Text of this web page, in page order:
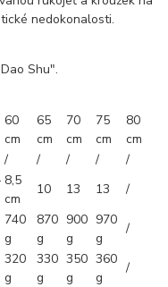
nedokonalosti.
Shu".
60
cm
65
cm
70
cm
75
cm
80
cm
/ / / /
/
8,5
cm
10 13 13 /
740
g
870
g
900
g
970
g
/
320
g
330
g
350
g
360
g
/